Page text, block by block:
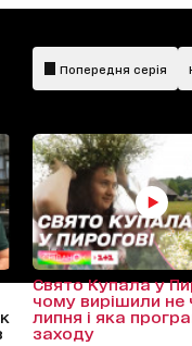
Попередня серія
Свято Купала у
чому вирішили не
липня і яка
заходу